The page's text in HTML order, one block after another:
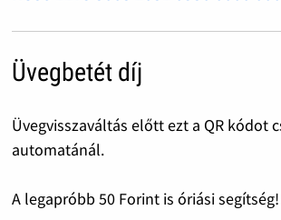
Üvegbetét díj
Üvegvisszaváltás előtt ezt a QR kódot
automatánál.
A legapróbb 50 Forint is óriási segítség!